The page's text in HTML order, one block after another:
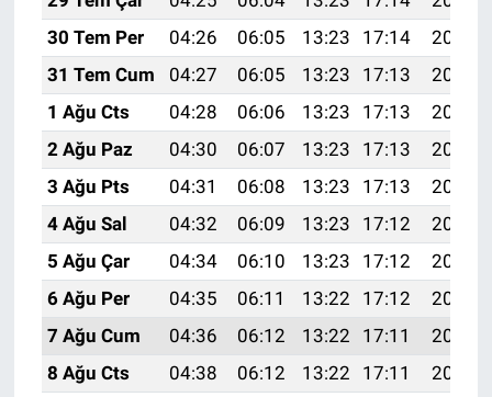
30 Tem Per
04:26 06:05 13:23 17:14
20:31
31 Tem Cum
04:27 06:05 13:23 17:13
20:30
1 Ağu Cts
04:28 06:06 13:23 17:13
20:29
2 Ağu Paz
04:30 06:07 13:23 17:13
20:28
3 Ağu Pts
04:31 06:08 13:23 17:13
20:27
4 Ağu Sal
04:32 06:09 13:23 17:12
20:26
5 Ağu Çar
04:34 06:10 13:23 17:12
20:25
6 Ağu Per
04:35 06:11 13:22 17:12
20:24
7 Ağu Cum
04:36 06:12 13:22 17:11
20:23
8 Ağu Cts
04:38 06:12 13:22 17:11
20:22